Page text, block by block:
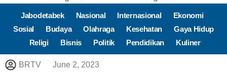
Jabodetabek Nasional Internasional
Ekonomi
Sosial
Budaya Olahraga Kesehatan
Gaya Hidup
Religi
Bisnis Politik Pendidikan Kuliner
BRTV June 2, 2023